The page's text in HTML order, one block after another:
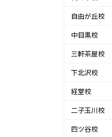
自由が丘校
中目黒校
三軒茶屋校
下北沢校
経堂校
二子玉川校
四ツ谷校